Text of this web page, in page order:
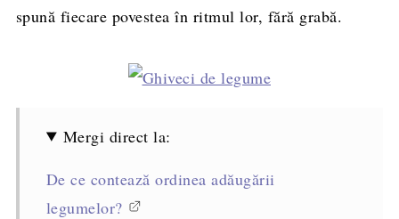
spună fiecare povestea în ritmul lor, fără grabă.
Mergi direct la:
De ce contează ordinea adăugării
legumelor?